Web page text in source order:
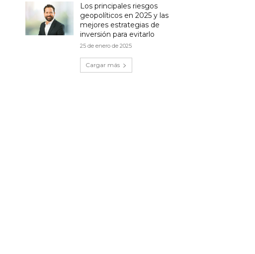
Los principales riesgos
geopolíticos en 2025 y las
mejores estrategias de
inversión para evitarlo
25 de enero de 2025
Cargar más